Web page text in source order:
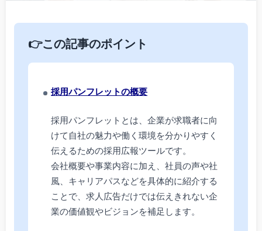
👉この記事のポイント
採用パンフレットの概要
採用パンフレットとは、企業が求職者に向
けて自社の魅力や働く環境を分かりやすく
伝えるための採用広報ツールです。
会社概要や事業内容に加え、社員の声や社
風、キャリアパスなどを具体的に紹介する
ことで、求人広告だけでは伝えきれない企
業の価値観やビジョンを補足します。